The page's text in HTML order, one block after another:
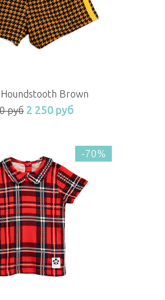
Brown
руб 2 250 руб
-70%